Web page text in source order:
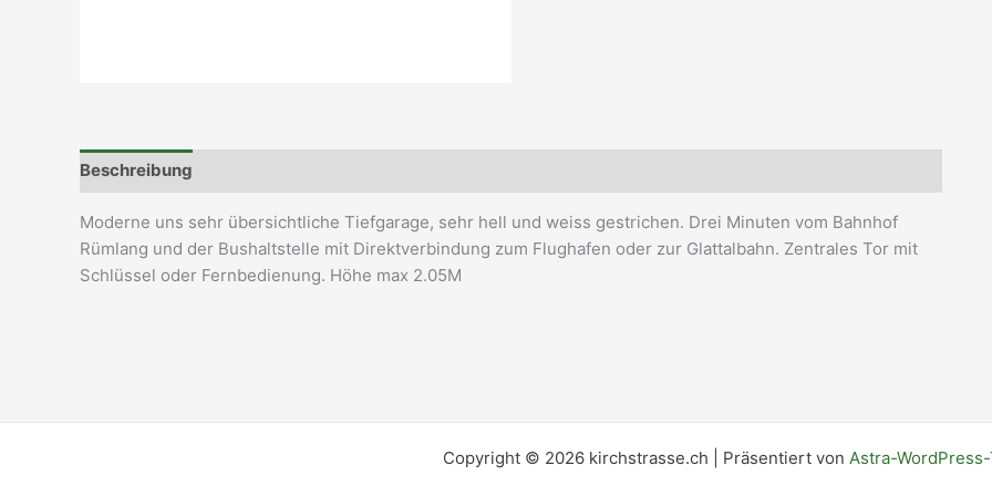
Beschreibung
Moderne uns sehr übersichtliche Tiefgarage, sehr hell und weiss gestrichen. Drei Minuten vom Bahnhof
Rümlang und der Bushaltstelle mit Direktverbindung zum Flughafen oder zur Glattalbahn. Zentrales Tor mit
Schlüssel oder Fernbedienung. Höhe max 2.05M
Copyright © 2026 kirchstrasse.ch | Präsentiert von Astra-